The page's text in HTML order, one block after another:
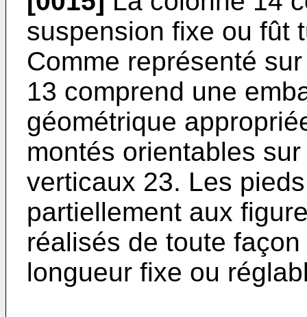
suspension fixe ou fût
Comme représenté
13 comprend une
géométrique
montés orientables
verticaux 23. Les
partiellement aux
réalisés de toute
longueur fixe ou